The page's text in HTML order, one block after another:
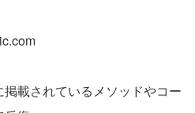
載されているメソッドやコー